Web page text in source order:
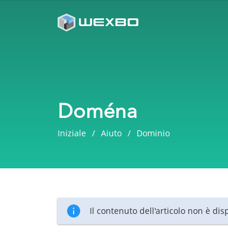
Doména
Iniziale Aiuto Dominio
Il contenuto dell'articolo non è